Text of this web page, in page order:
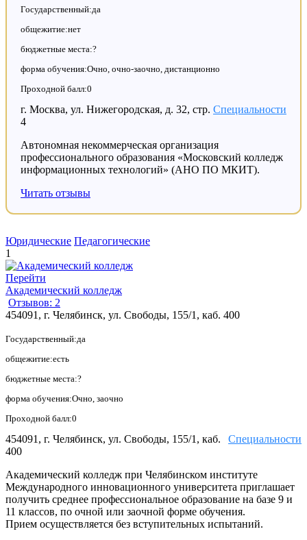
Государственный:да
общежитие:нет
бюджетные места:?
форма обучения:Очно, очно-заочно, дистанционно
Проходной балл:0
Специальности
г. Москва, ул. Нижегородская, д. 32, стр.
4
Автономная некоммерческая организация
профессионального образования «Московский колледж
информационных технологий» (АНО ПО МКИТ).
Читать отзывы
Юридические Педагогические
1
Перейти
Академический колледж
Отзывов: 2
454091, г. Челябинск, ул. Свободы, 155/1, каб. 400
Государственный:да
общежитие:есть
бюджетные места:?
форма обучения:Очно, заочно
Проходной балл:0
Специальности
454091, г. Челябинск, ул. Свободы, 155/1, каб.
400
Академический колледж при Челябинском институте
Международного инновационного университета приглашает
получить среднее профессиональное образование на базе 9 и
11 классов, по очной или заочной форме обучения.
Прием осуществляется без вступительных испытаний.